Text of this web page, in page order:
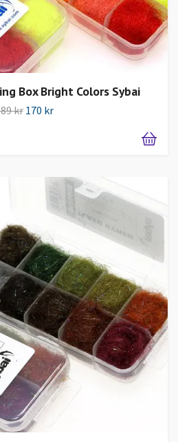
Box Bright Colors Sybai
kr 170 kr